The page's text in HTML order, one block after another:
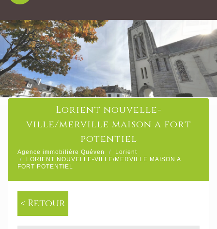
lorient nouvelle-
ville/merville maison a fort
potentiel
Agence immobilière Quéven
Lorient
LORIENT NOUVELLE-VILLE/MERVILLE MAISON A
FORT POTENTIEL
< Retour